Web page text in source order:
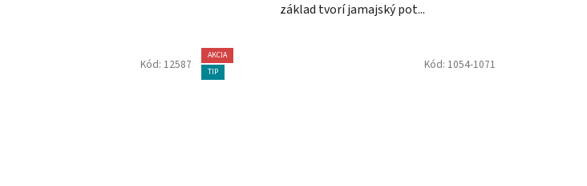
základ tvorí jamajský pot...
Kód: 12587
AKCIA
TIP
Kód: 1054-1071